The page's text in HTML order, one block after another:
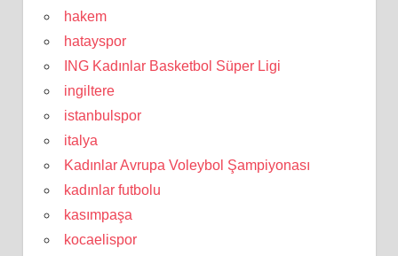
hakem
hatayspor
ING Kadınlar Basketbol Süper Ligi
ingiltere
istanbulspor
italya
Kadınlar Avrupa Voleybol Şampiyonası
kadınlar futbolu
kasımpaşa
kocaelispor